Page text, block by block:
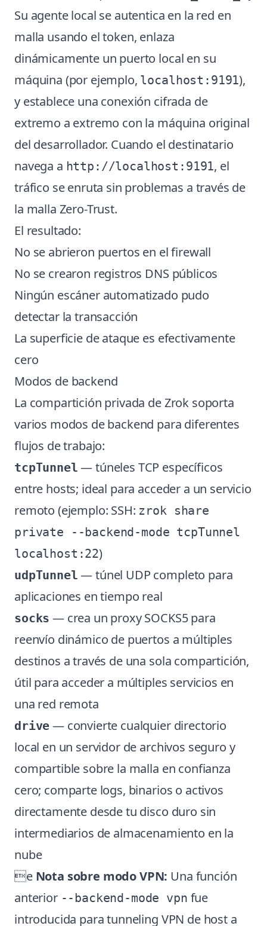
Su agente local se autentica en la red en
malla usando el token, enlaza
dinámicamente un puerto local en su
máquina (por ejemplo, localhost:9191),
y establece una conexión cifrada de
extremo a extremo con la máquina original
del desarrollador. Cuando el destinatario
navega a http://localhost:9191, el
tráfico se enruta sin problemas a través de
la malla Zero-Trust.
El resultado:
No se abrieron puertos en el firewall
No se crearon registros DNS públicos
Ningún escáner automatizado pudo
detectar la transacción
La superficie de ataque es efectivamente
cero
Modos de backend
La compartición privada de Zrok soporta
varios modos de backend para diferentes
flujos de trabajo:
tcpTunnel — túneles TCP específicos
entre hosts; ideal para acceder a un servicio
remoto (ejemplo: SSH: zrok share
private --backend-mode tcpTunnel
localhost:22)
udpTunnel — túnel UDP completo para
aplicaciones en tiempo real
socks — crea un proxy SOCKS5 para
reenvío dinámico de puertos a múltiples
destinos a través de una sola compartición,
útil para acceder a múltiples servicios en
una red remota
drive — convierte cualquier directorio
local en un servidor de archivos seguro y
compartible sobre la malla en confianza
cero; comparte logs, binarios o activos
directamente desde tu disco duro sin
intermediarios de almacenamiento en la
nube
e Nota sobre modo VPN: Una función
anterior --backend-mode vpn fue
introducida para tunneling VPN de host a